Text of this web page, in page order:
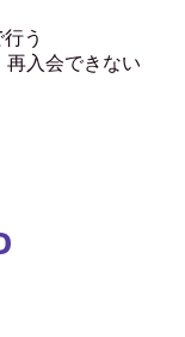
う
再入会できない